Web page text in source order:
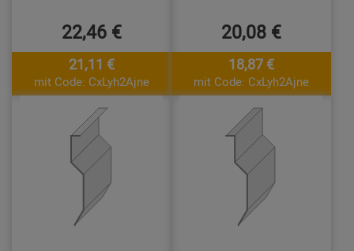
22,46 €
21,11 €
mit Code: CxLyh2Ajne
20,08 €
18,87 €
mit Code: CxLyh2Ajne